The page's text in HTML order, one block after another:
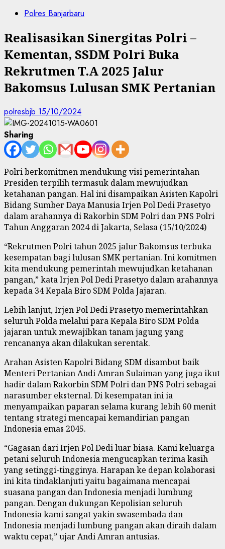
Polres Banjarbaru
Realisasikan Sinergitas Polri –
Kementan, SSDM Polri Buka
Rekrutmen T.A 2025 Jalur
Bakomsus Lulusan SMK Pertanian
polresbjb 15/10/2024
Sharing
Polri berkomitmen mendukung visi pemerintahan
Presiden terpilih termasuk dalam mewujudkan
ketahanan pangan. Hal ini disampaikan Asisten Kapolri
Bidang Sumber Daya Manusia Irjen Pol Dedi Prasetyo
dalam arahannya di Rakorbin SDM Polri dan PNS Polri
Tahun Anggaran 2024 di Jakarta, Selasa (15/10/2024)
“Rekrutmen Polri tahun 2025 jalur Bakomsus terbuka
kesempatan bagi lulusan SMK pertanian. Ini komitmen
kita mendukung pemerintah mewujudkan ketahanan
pangan,” kata Irjen Pol Dedi Prasetyo dalam arahannya
kepada 34 Kepala Biro SDM Polda Jajaran.
Lebih lanjut, Irjen Pol Dedi Prasetyo memerintahkan
seluruh Polda melalui para Kepala Biro SDM Polda
jajaran untuk mewajibkan tanam jagung yang
rencananya akan dilakukan serentak.
Arahan Asisten Kapolri Bidang SDM disambut baik
Menteri Pertanian Andi Amran Sulaiman yang juga ikut
hadir dalam Rakorbin SDM Polri dan PNS Polri sebagai
narasumber eksternal. Di kesempatan ini ia
menyampaikan paparan selama kurang lebih 60 menit
tentang strategi mencapai kemandirian pangan
Indonesia emas 2045.
“Gagasan dari Irjen Pol Dedi luar biasa. Kami keluarga
petani seluruh Indonesia mengucapkan terima kasih
yang setinggi-tingginya. Harapan ke depan kolaborasi
ini kita tindaklanjuti yaitu bagaimana mencapai
suasana pangan dan Indonesia menjadi lumbung
pangan. Dengan dukungan Kepolisian seluruh
Indonesia kami sangat yakin swasembada dan
Indonesia menjadi lumbung pangan akan diraih dalam
waktu cepat,” ujar Andi Amran antusias.